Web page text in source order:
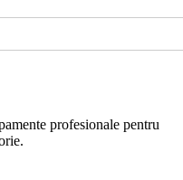
profesionale pentru